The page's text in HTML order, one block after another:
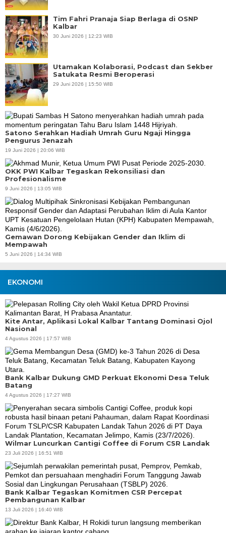
Tim Fahri Pranaja Siap Berlaga di OSNP
Kalbar
30 Juni 2026 | 12:23 WIB
Utamakan Kolaborasi, Podcast dan Sekber
Satukata Resmi Beroperasi
29 Juni 2026 | 15:50 WIB
Satono Serahkan Hadiah Umrah Guru Ngaji Hingga
Pengurus Jenazah
19 Juni 2026 | 20:06 WIB
OKK PWI Kalbar Tegaskan Rekonsiliasi dan
Profesionalisme
9 Juni 2026 | 13:05 WIB
Gemawan Dorong Kebijakan Gender dan Iklim di
Mempawah
5 Juni 2026 | 14:34 WIB
EKONOMI
Kite Antar, Aplikasi Lokal Kalbar Tantang Dominasi Ojol
Nasional
4 Agustus 2026 | 17:57 WIB
Bank Kalbar Dukung GMD Perkuat Ekonomi Desa Teluk
Batang
4 Agustus 2026 | 17:27 WIB
Wilmar Luncurkan Cantigi Coffee di Forum CSR Landak
23 Juli 2026 | 16:51 WIB
Bank Kalbar Tegaskan Komitmen CSR Percepat
Pembangunan Kalbar
13 Juli 2026 | 16:40 WIB